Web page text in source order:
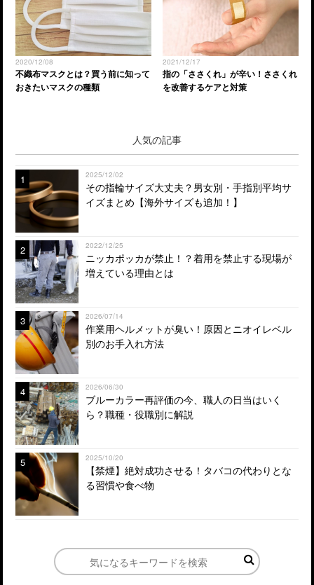
2020/12/08
不織布マスクとは？買う前に知って
おきたいマスクの種類
2021/12/17
指の「ささくれ」が辛い！ささくれ
を改善するケアと対策
人気の記事
1 2025/12/02
その指輪サイズ大丈夫？男女別・手指別平均サ
イズまとめ【海外サイズも追加！】
2 2022/12/25
ニッカポッカが禁止！？着用を禁止する現場が
増えている理由とは
3 2026/07/14
作業用ヘルメットが臭い！原因とニオイレベル
別のお手入れ方法
4 2026/06/30
ブルーカラー再評価の今、職人の日当はいく
ら？職種・役職別に解説
5 2025/10/20
【禁煙】絶対成功させる！タバコの代わりとな
る習慣や食べ物